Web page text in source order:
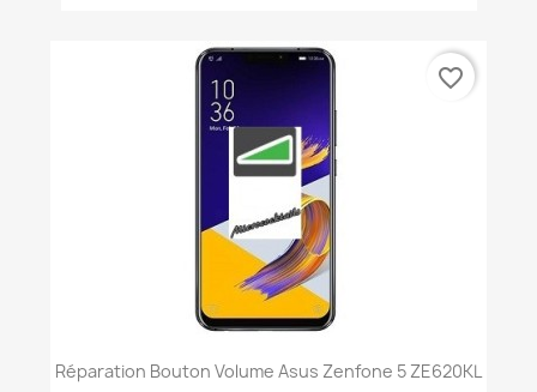
Réparation Bouton Volume Asus Zenfone 5 ZE620KL
favorite_border